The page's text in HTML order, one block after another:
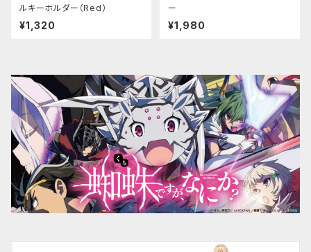
ルキーホルダー（Red）
¥1,320
ー
¥1,980